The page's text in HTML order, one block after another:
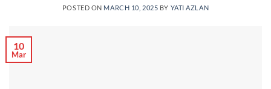
POSTED ON MARCH 10, 2025 BY YATI AZLAN
10
Mar